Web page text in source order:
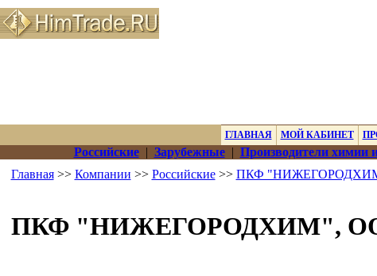
ГЛАВНАЯ МОЙ КАБИНЕТ
Российские| Зарубежные| Производители химии
Главная>> Компании >> Российские>> ПКФ
ПКФ "НИЖЕГОРОДХИМ",